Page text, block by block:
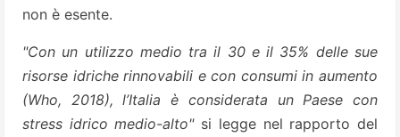
non è esente.
"Con un utilizzo medio tra il 30 e il 35% delle sue
risorse idriche rinnovabili e con consumi in aumento
(Who, 2018), l’Italia è considerata un Paese con
stress idrico medio-alto"si legge nel rapporto del